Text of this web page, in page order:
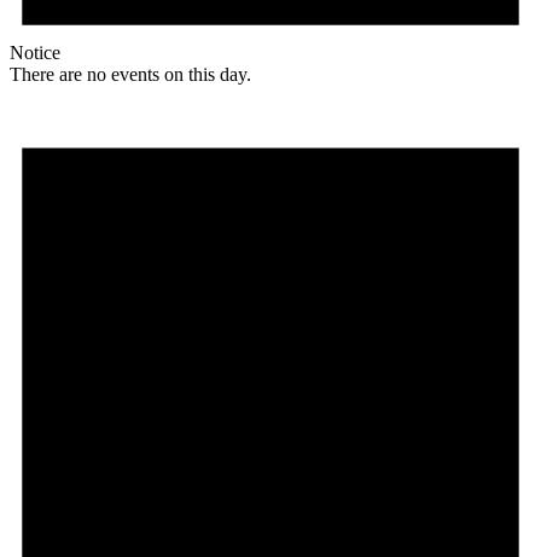
Notice
There are no events on this day.